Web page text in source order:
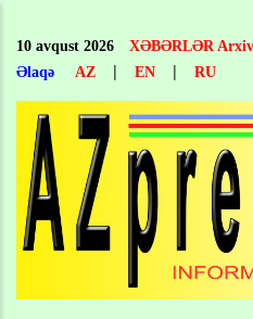
main
content
10 avqust 2026 XƏBƏRLƏR
Əlaqə
AZ | EN | RU